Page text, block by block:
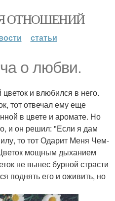
ОТНОШЕНИЙ
статьи
о любви.
и влюбился в него.
тот отвечал ему еще
в цвете и аромате. Но
и он решил: "Если я дам
то тот Одарит Меня Чем-
мощным дыханием
не вынес бурной страсти
поднять его и оживить, но